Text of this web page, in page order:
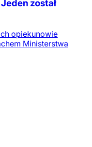
został
opiekunowie
Ministerstwa